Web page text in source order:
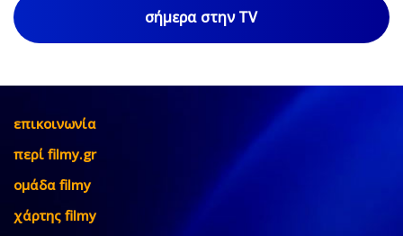
σήμερα στην TV
επικοινωνία
περί filmy.gr
ομάδα filmy
χάρτης filmy